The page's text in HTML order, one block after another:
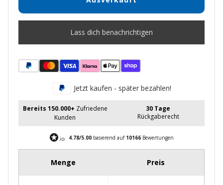
Lass dich benachrichtigen
Jetzt kaufen - später bezahlen!
Bereits 150.000+ Zufriedene
Kunden
30 Tage
Rückgaberecht
4.78/5.00basierend auf 10166Bewertungen